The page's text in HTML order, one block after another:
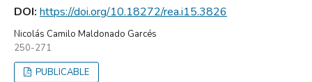
DOI: https://doi.org/10.18272/rea.i15.3826
Nicolás Camilo Maldonado Garcés
250-271
PUBLICABLE